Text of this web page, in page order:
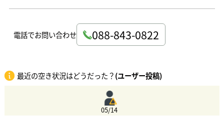
電話でお問い合わせ 088-843-0822
最近の空き状況はどうだった？(ユーザー投稿)
05/14